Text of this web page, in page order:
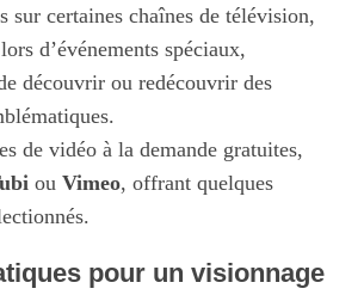
sur certaines chaînes de télévision,
d’événements spéciaux,
découvrir ou redécouvrir des
de vidéo à la demande gratuites,
ou Vimeo, offrant quelques
pour un visionnage